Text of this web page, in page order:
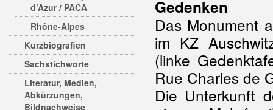
d’Azur / PACA
Rhône-Alpes
Kurzbiografien
Sachstichworte
Literatur, Medien,
Abkürzungen,
Bildnachweise
Gedenken
Das Monument
im KZ
(linke
Rue Charles de
Die Unterkunft